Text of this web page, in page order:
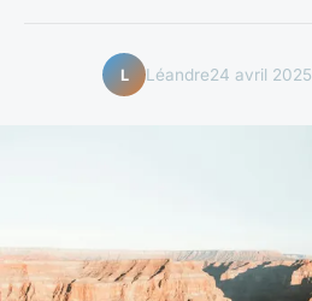
L Léandre24 avril 2025